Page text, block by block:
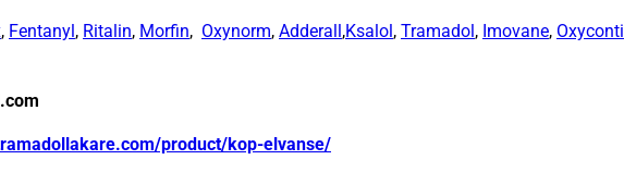
, Fentanyl , Ritalin, Morfin, Oxynorm, Adderall ,Ksalol , Tramadol , Imovane, Oxyconti
product/kop-elvanse/